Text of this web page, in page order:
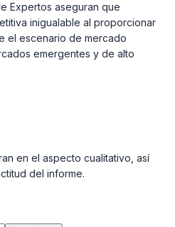
Expertos aseguran que
inigualable al proporcionar
el escenario de mercado
emergentes y de alto
en el aspecto cualitativo, así
del informe.